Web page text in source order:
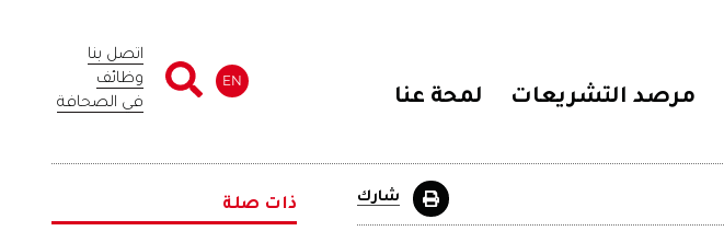
مرصد التشريعات لمحة عنا
EN
اتصل بنا
وظائف
في الصحافة
شارك ذات صلة